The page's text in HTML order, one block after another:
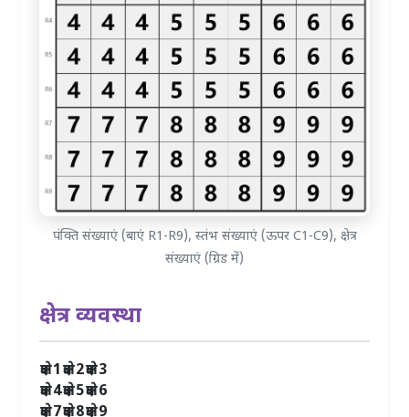
पंक्ति संख्याएं (बाएं R1-R9), स्तंभ संख्याएं (ऊपर C1-C9), क्षेत्र
संख्याएं (ग्रिड में)
क्षेत्र व्यवस्था
क्षेत्र 1क्षेत्र 2क्षेत्र 3
क्षेत्र 4क्षेत्र 5क्षेत्र 6
क्षेत्र 7क्षेत्र 8क्षेत्र 9